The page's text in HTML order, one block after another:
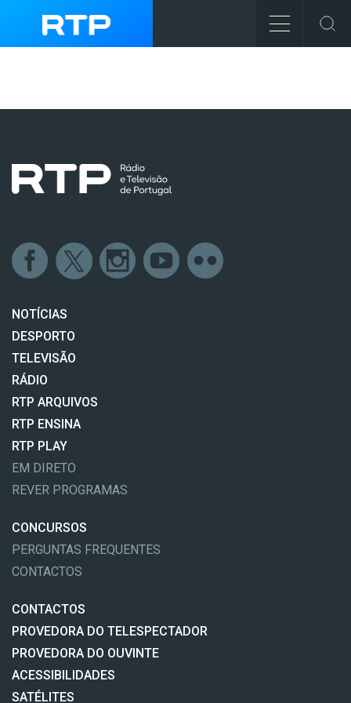
NOTÍCIAS
DESPORTO
TELEVISÃO
RÁDIO
RTP ARQUIVOS
RTP ENSINA
RTP PLAY
EM DIRETO
REVER PROGRAMAS
CONCURSOS
PERGUNTAS FREQUENTES
CONTACTOS
CONTACTOS
PROVEDORA DO TELESPECTADOR
PROVEDORA DO OUVINTE
ACESSIBILIDADES
SATÉLITES